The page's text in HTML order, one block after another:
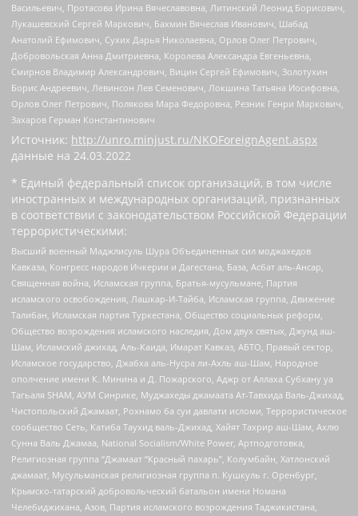
Васильевич, Протасова Ирина Вячеславовна, Литинский Леонид Борисович,
Лукашевский Сергей Маркович, Бахмин Вячеслав Иванович, Шабад
Анатолий Ефимович, Сухих Дарья Николаевна, Орлов Олег Петрович,
Добровольская Анна Дмитриевна, Королева Александра Евгеньевна,
Смирнов Владимир Александрович, Вицин Сергей Ефимович, Золотухин
Борис Андреевич, Левинсон Лев Семенович, Локшина Татьяна Иосифовна,
Орлов Олег Петрович, Полякова Мара Федоровна, Резник Генри Маркович,
Захаров Герман Константинович
Источник: http://unro.minjust.ru/NKOForeignAgent.aspx
данные на 24.03.2022
* Единый федеральный список организаций, в том числе
иностранных и международных организаций, признанных
в соответствии с законодательством Российской Федерации
террористическими:
Высший военный Маджлисуль Шура Объединенных сил моджахедов
Кавказа, Конгресс народов Ичкерии и Дагестана, База, Асбат аль-Ансар,
Священная война, Исламская группа, Братья-мусульмане, Партия
исламского освобождения, Лашкар-И-Тайба, Исламская группа, Движение
Талибан, Исламская партия Туркестана, Общество социальных реформ,
Общество возрождения исламского наследия, Дом двух святых, Джунд аш-
Шам, Исламский джихад, Аль-Каида, Имарат Кавказ, АБТО, Правый сектор,
Исламское государство, Джабха аль-Нусра ли-Ахль аш-Шам, Народное
ополчение имени К. Минина и Д. Пожарского, Аджр от Аллаха Субхану уа
Тагьаля SHAM, АУМ Синрике, Муджахеды джамаата Ат-Тавхида Валь-Джихад,
Чистопольский Джамаат, Рохнамо ба суи давлати исломи, Террористическое
сообщество Сеть, Катиба Таухид валь-Джихад, Хайят Тахрир аш-Шам, Ахлю
Сунна Валь Джамаа, National Socialism/White Power, Артподготовка,
Религиозная группа “Джамаат “Красный пахарь”, Колумбайн, Хатлонский
джамаат, Мусульманская религиозная группа п. Кушкуль г. Оренбург,
Крымско-татарский добровольческий батальон имени Номана
Челебиджихана, Азов, Партия исламского возрождения Таджикистана,